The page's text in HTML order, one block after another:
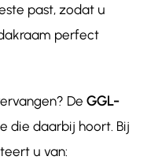
past, zodat u
perfect
De GGL-
die daarbij hoort. Bij
u van: